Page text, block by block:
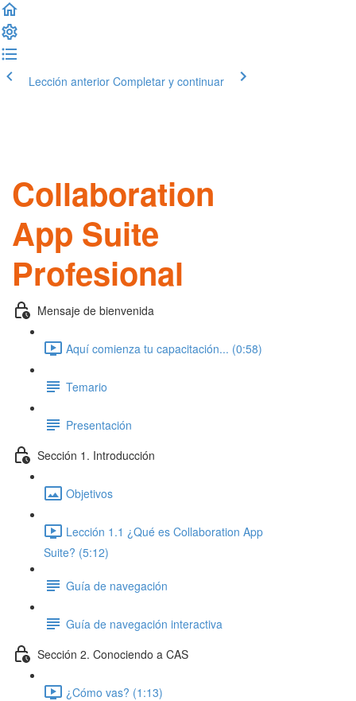
Lección anterior Completar y continuar
Collaboration
App Suite
Profesional
Mensaje de bienvenida
Aquí comienza tu capacitación... (0:58)
Temario
Presentación
Sección 1. Introducción
Objetivos
Lección 1.1 ¿Qué es Collaboration App
Suite? (5:12)
Guía de navegación
Guía de navegación interactiva
Sección 2. Conociendo a CAS
¿Cómo vas? (1:13)